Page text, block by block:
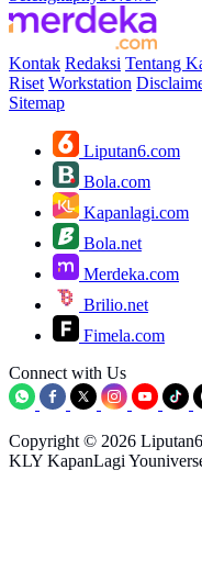
Kontak Redaksi Tentang
Riset Workstation
Sitemap
Liputan6.com
Bola.com
Kapanlagi.com
Bola.net
Merdeka.com
Brilio.net
Fimela.com
Connect with Us
Copyright © 2026
KLY KapanLagi